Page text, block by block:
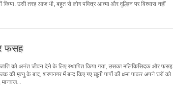
किया. उसी तरह आज भी, बहुत से लोग पवित्र आत्मा और दुल्हिन पर विश्वास नहीं
फसह
को अनंत जीवन देने के लिए स्थापित किया गया, उसका मलिकिसिदक और फसह
की मृत्यु के बाद, शरणनगर में बन्द किए गए खूनी पापों की क्षमा पाकर अपने घरों को